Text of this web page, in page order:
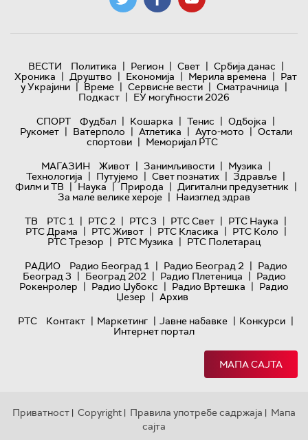
ВЕСТИ Политика | Регион | Свет | Србија данас |
Хроника | Друштво | Економија | Мерила времена | Рат
у Украјини | Време | Сервисне вести | Сматрачница |
Подкаст | ЕУ могућности 2026
СПОРТ
Фудбал | Кошарка | Тенис | Одбојка |
Рукомет | Ватерполо | Атлетика | Ауто-мото | Остали
спортови | Меморијал РТС
МАГАЗИН
Живот | Занимљивости | Музика |
Технологијa | Путујемо | Свет познатих | Здравље |
Филм и ТВ | Наука | Природа | Дигитални предузетник |
За мале велике хероје | Наизглед здрав
ТВ
РТС 1 | РТС 2 | РТС 3 | РТС Свет | РТС Наука |
РТС Драма | РТС Живот | РТС Класика | РТС Коло |
РТС Трезор | РТС Музика | РТС Полетарац
РАДИО
Радио Београд 1 | Радио Београд 2 | Радио
Београд 3 | Београд 202 | Радио Плетеница | Радио
Рокенролер | Радио Џубокс | Радио Вртешка | Радио
Џезер | Архив
РТС
Контакт | Маркетинг | Јавне набавке | Конкурси |
Интернет портал
МАПА САЈТА
Приватност | Copyright | Правила употребе садржаја | Мапа
сајта